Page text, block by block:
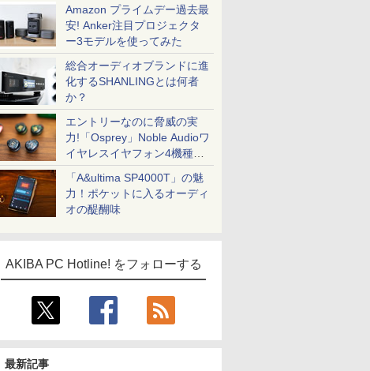
Amazon プライムデー過去最
安! Anker注目プロジェクタ
ー3モデルを使ってみた
総合オーディオブランドに進
化するSHANLINGとは何者
か？
エントリーなのに脅威の実
力!「Osprey」Noble Audioワ
イヤレスイヤフォン4機種を
一気に聴く
「A&ultima SP4000T」の魅
力！ポケットに入るオーディ
オの醍醐味
AKIBA PC Hotline! をフォローする
最新記事